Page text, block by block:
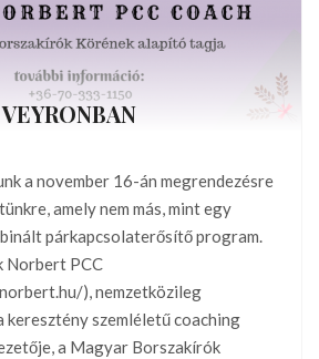
a november 16-án megrendezésre
amely nem más, mint egy
párkapcsolaterősítő program.
Norbert PCC
), nemzetközileg
keresztény szemléletű coaching
a Magyar Borszakírók